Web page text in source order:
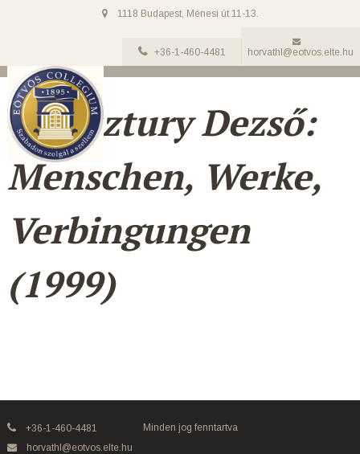
1118 Budapest, Ménesi út 11-13.
+36-1-460-4481 horvathl@eotvos.elte.hu
Keresztury Dezső:
Menschen, Werke,
Verbingungen
(1999)
+36-1-460-4481
horvathl@eotvos.elte.hu
Minden jog fenntartva